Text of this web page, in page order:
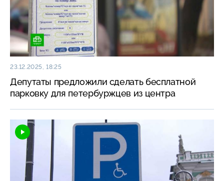
23.12.2025, 18:25
Депутаты предложили сделать бесплатной
парковку для петербуржцев из центра